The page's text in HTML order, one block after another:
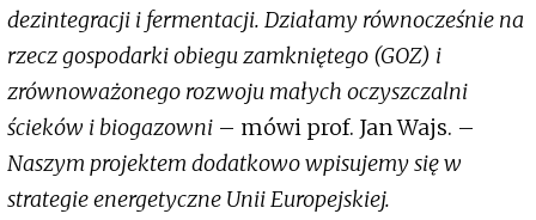
dezintegracji i fermentacji. Działamy równocześnie na
rzecz gospodarki obiegu zamkniętego (GOZ) i
zrównoważonego rozwoju małych oczyszczalni
ścieków i biogazowni – mówi prof. Jan Wajs. –
Naszym projektem dodatkowo wpisujemy się w
strategie energetyczne Unii Europejskiej.